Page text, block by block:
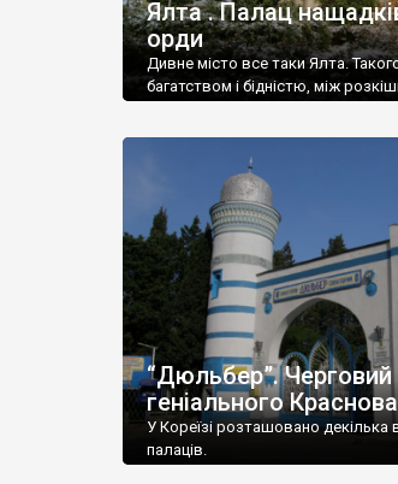
Ялта . Палац
орди
Дивне місто все таки Ялта.
багатством і бідністю, між
“Дюльбер”. Черговий
геніального Краснова
У Кореїзі розташовано декілька
палаців.